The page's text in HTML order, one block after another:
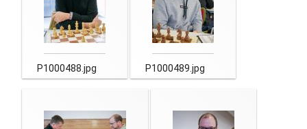
P1000488.jpg P1000489.jpg